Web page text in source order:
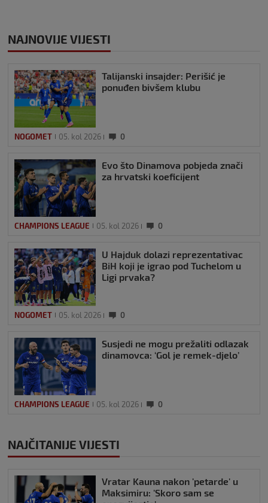
NAJNOVIJE VIJESTI
Talijanski insajder: Perišić je
ponuđen bivšem klubu
NOGOMET 05. kol 2026 0
Evo što Dinamova pobjeda znači
za hrvatski koeficijent
CHAMPIONS LEAGUE 05. kol 2026 0
U Hajduk dolazi reprezentativac
BiH koji je igrao pod Tuchelom u
Ligi prvaka?
NOGOMET 05. kol 2026 0
Susjedi ne mogu prežaliti odlazak
dinamovca: ‘Gol je remek-djelo’
CHAMPIONS LEAGUE 05. kol 2026 0
NAJČITANIJE VIJESTI
Vratar Kauna nakon 'petarde' u
Maksimiru: 'Skoro sam se